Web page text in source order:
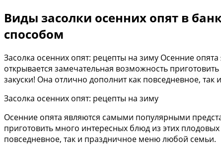
Виды засолки осенних опят в
способом
Засолка осенних опят: рецепты на зиму Осенние
открывается замечательная возможность
закуски! Она отлично дополнит как повседневное,
Засолка осенних опят: рецепты на зиму
Осенние опята являются самыми популярными
приготовить много интересных блюд из этих
повседневное, так и праздничное меню любой семьи.